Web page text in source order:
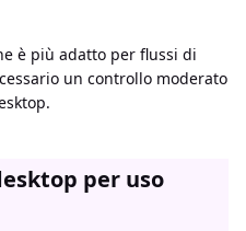
è più adatto per flussi di
un controllo moderato
per uso